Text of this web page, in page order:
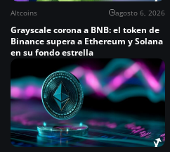
Altcoins agosto 6, 2026
Grayscale corona a BNB: el token de
Binance supera a Ethereum y Solana
en su fondo estrella